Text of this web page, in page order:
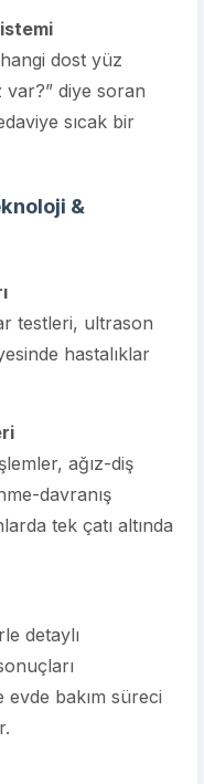
hangi dost yüz
var?” diye soran
sıcak bir
&
testleri, ultrason
hastalıklar
ağız-diş
davranış
tek çatı altında
detaylı
evde bakım süreci